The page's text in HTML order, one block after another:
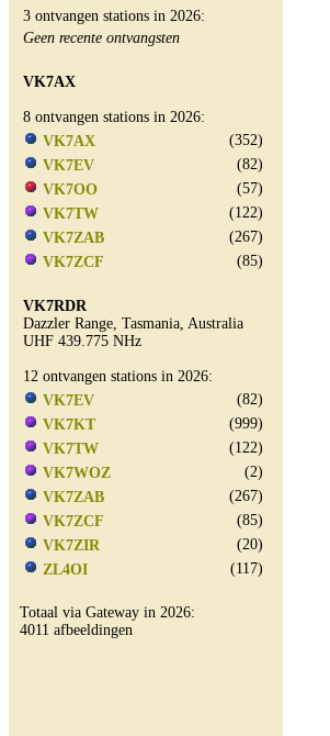
3 ontvangen stations in 2026:
Geen recente ontvangsten
VK7AX
8 ontvangen stations in 2026:
VK7AX
(352)
VK7EV
(82)
VK7OO
(57)
VK7TW
(122)
VK7ZAB
(267)
VK7ZCF
(85)
VK7RDR
Dazzler Range, Tasmania, Australia
UHF 439.775 NHz
12 ontvangen stations in 2026:
VK7EV
(82)
VK7KT
(999)
VK7TW
(122)
VK7WOZ
(2)
VK7ZAB
(267)
VK7ZCF
(85)
VK7ZIR
(20)
ZL4OI
(117)
Totaal via Gateway in 2026:
4011 afbeeldingen